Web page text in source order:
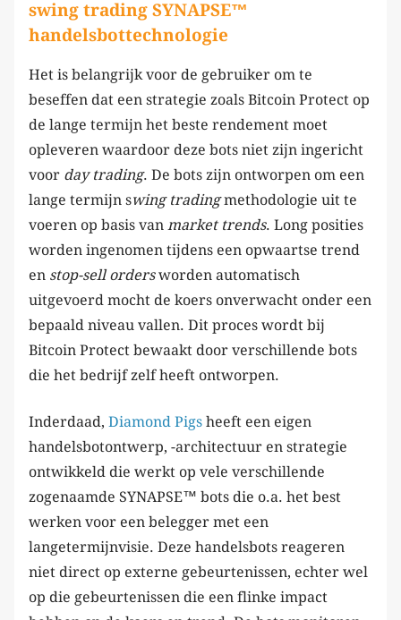
swing trading SYNAPSE™
handelsbottechnologie
Het is belangrijk voor de gebruiker om te
beseffen dat een strategie zoals Bitcoin Protect op
de lange termijn het beste rendement moet
opleveren waardoor deze bots niet zijn ingericht
voor day trading. De bots zijn ontworpen om een
lange termijn swing tradingmethodologie uit te
voeren op basis van market trends. Long posities
worden ingenomen tijdens een opwaartse trend
en stop-sell ordersworden automatisch
uitgevoerd mocht de koers onverwacht onder een
bepaald niveau vallen. Dit proces wordt bij
Bitcoin Protect bewaakt door verschillende bots
die het bedrijf zelf heeft ontworpen.
Inderdaad, Diamond Pigs heeft een eigen
handelsbotontwerp, -architectuur en strategie
ontwikkeld die werkt op vele verschillende
zogenaamde SYNAPSE™ bots die o.a. het best
werken voor een belegger met een
langetermijnvisie. Deze handelsbots reageren
niet direct op externe gebeurtenissen, echter wel
op die gebeurtenissen die een flinke impact